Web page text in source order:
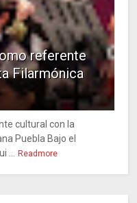
referente
Filarmónica
cultural con la
Puebla Bajo el
...
Readmore